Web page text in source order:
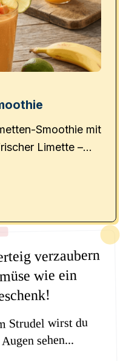
Smoothie mit
Limette –
verzaubern
wie ein
Strudel wirst du
sehen...